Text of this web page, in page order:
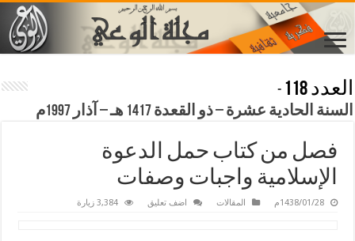
العدد 118
-
السنة الحادية عشرة – ذو القعدة 1417 هـ – آذار 1997م
فصل من كتاب حمل الدعوة
الإسلامية واجبات وصفات
1438/01/28م المقالات اضف تعليق 3,384 زيارة